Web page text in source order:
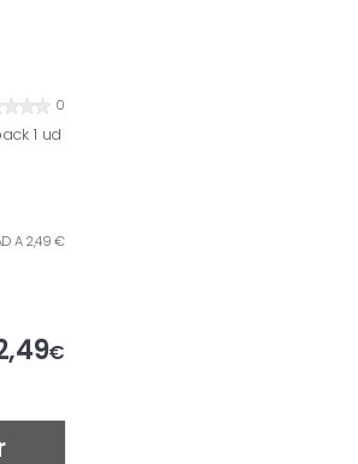
0
1 ud
A 2,49 €
€